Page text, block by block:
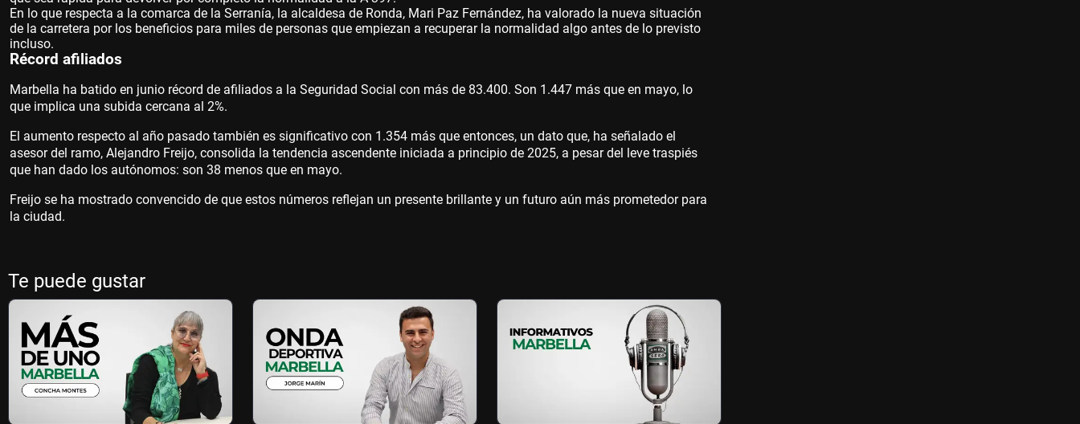
En lo que respecta a la comarca de la Serranía, la alcaldesa de Ronda, Mari Paz Fernández, ha valorado la nueva situación
de la carretera por los beneficios para miles de personas que empiezan a recuperar la normalidad algo antes de lo previsto
incluso.
Récord afiliados
Marbella ha batido en junio récord de afiliados a la Seguridad Social con más de 83.400. Son 1.447 más que en mayo, lo
que implica una subida cercana al 2%.
El aumento respecto al año pasado también es significativo con 1.354 más que entonces, un dato que, ha señalado el
asesor del ramo, Alejandro Freijo, consolida la tendencia ascendente iniciada a principio de 2025, a pesar del leve traspiés
que han dado los autónomos: son 38 menos que en mayo.
Freijo se ha mostrado convencido de que estos números reflejan un presente brillante y un futuro aún más prometedor para
la ciudad.
Te puede gustar